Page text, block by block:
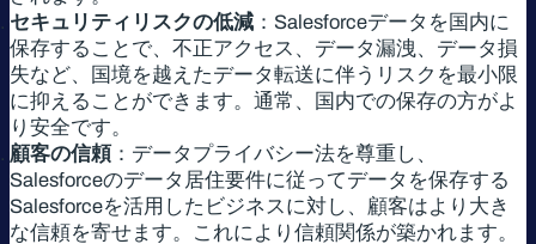
セキュリティリスクの低減 ：Salesforceデータを国内に
保存することで、不正アクセス、データ漏洩、データ損
失など、国境を越えたデータ転送に伴うリスクを最小限
に抑えることができます。通常、国内での保存の方がよ
り安全です。
顧客の信頼 ：データプライバシー法を尊重し、
Salesforceのデータ居住要件に従ってデータを保存する
Salesforceを活用したビジネスに対し、顧客はより大き
な信頼を寄せます。これにより信頼関係が築かれます。